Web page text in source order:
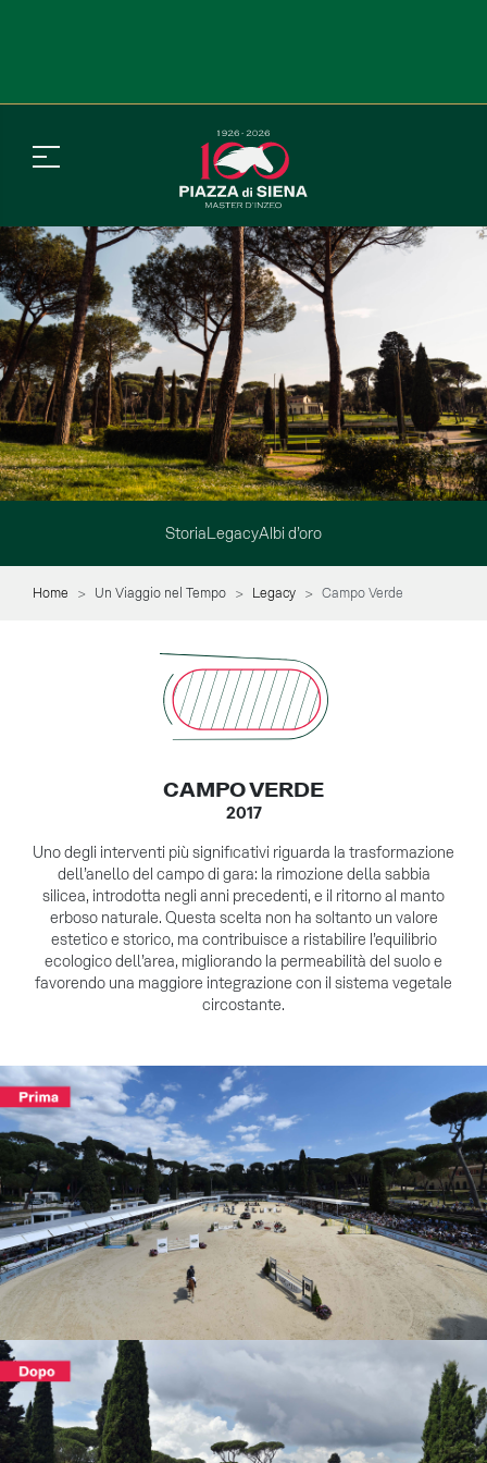
StoriaLegacyAlbi d’oro
Home Un Viaggio nel Tempo Legacy Campo Verde
CAMPO VERDE
2017
Uno degli interventi più significativi riguarda la trasformazione
dell’anello del campo di gara: la rimozione della sabbia
silicea, introdotta negli anni precedenti, e il ritorno al manto
erboso naturale. Questa scelta non ha soltanto un valore
estetico e storico, ma contribuisce a ristabilire l’equilibrio
ecologico dell’area, migliorando la permeabilità del suolo e
favorendo una maggiore integrazione con il sistema vegetale
circostante.